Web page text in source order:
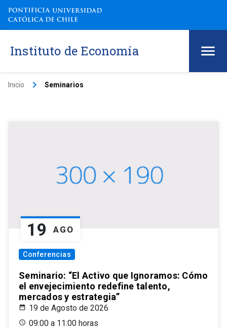
Instituto de Economía
Inicio keyboard_arrow_right Seminarios
19 AGO
Conferencias
Seminario: “El Activo que Ignoramos: Cómo
el envejecimiento redefine talento,
mercados y estrategia”
19 de Agosto de 2026
09:00 a 11:00 horas